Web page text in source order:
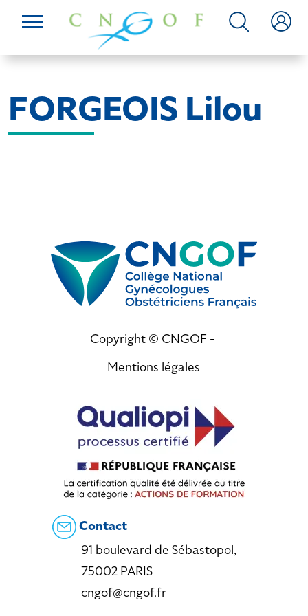
FORGEOIS Lilou
Copyright © CNGOF -
Mentions légales
Contact
91 boulevard de Sébastopol,
75002 PARIS
cngof@cngof.fr